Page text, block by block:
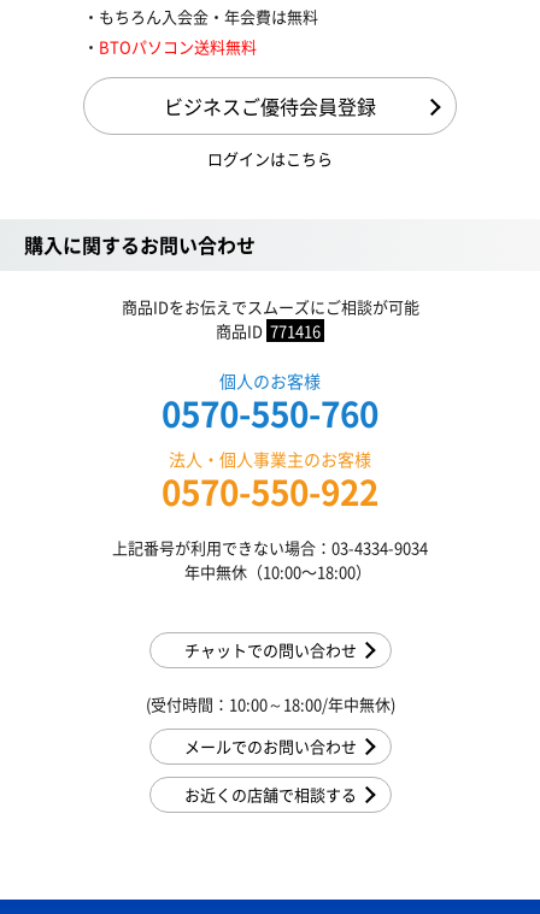
もちろん入会金・年会費は無料
BTOパソコン送料無料
ビジネスご優待会員登録
ログインはこちら
購入に関するお問い合わせ
商品IDをお伝えでスムーズにご相談が可能
商品ID 771416
個人のお客様
0570-550-760
法人・個人事業主のお客様
0570-550-922
上記番号が利用できない場合：03-4334-9034
年中無休（10:00〜18:00）
チャットでの問い合わせ
(受付時間：10:00～18:00/年中無休)
メールでのお問い合わせ
お近くの店舗で相談する